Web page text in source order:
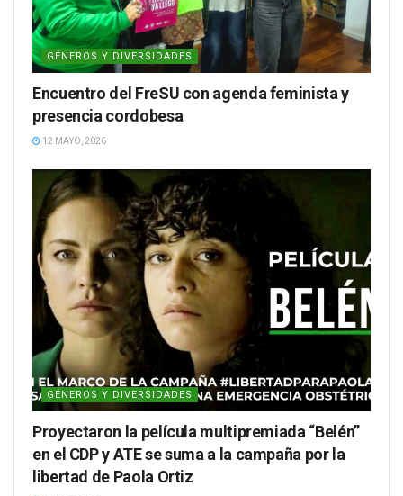
GÉNEROS Y DIVERSIDADES
Encuentro del FreSU con agenda feminista y
presencia cordobesa
12 MAYO, 2026
GÉNEROS Y DIVERSIDADES
Proyectaron la película multipremiada “Belén”
en el CDP y ATE se suma a la campaña por la
libertad de Paola Ortiz